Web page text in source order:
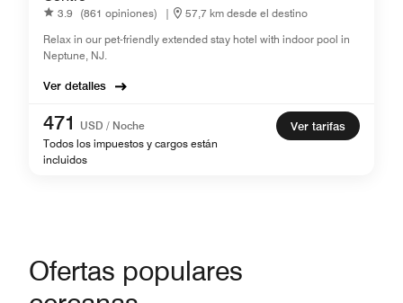
3.9 (861 opiniones) |
57,7 km desde el destino
Relax in our pet-friendly extended stay hotel with indoor pool in
Neptune, NJ.
Ver detalles
471
USD / Noche
Todos los impuestos y cargos están
incluidos
Ver tarifas
Ofertas populares